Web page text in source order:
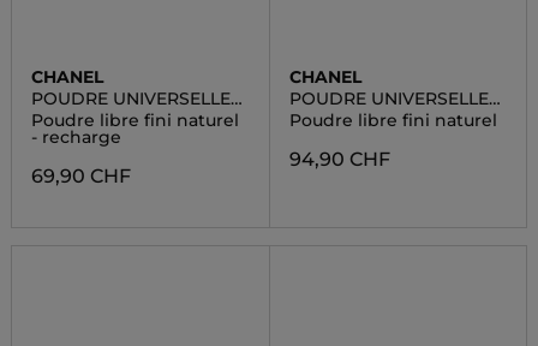
CHANEL
POUDRE UNIVERSELLE
LIBRE
Poudre libre fini naturel
- recharge
69,90 CHF
CHANEL
POUDRE UNIVERSELLE
LIBRE
Poudre libre fini naturel
94,90 CHF